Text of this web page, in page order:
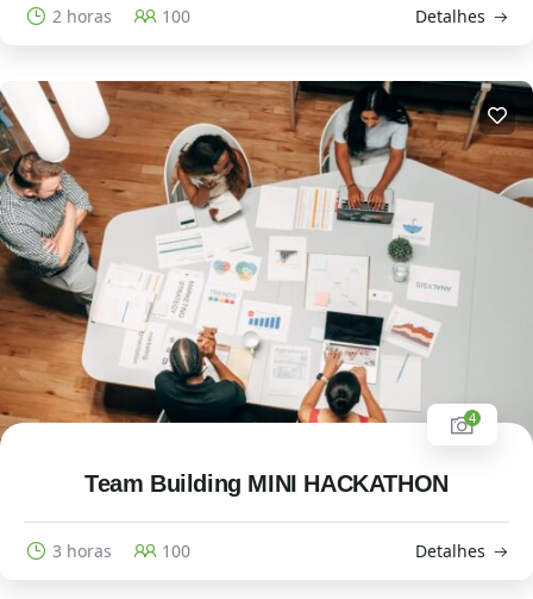
2 horas 100 Detalhes
4
Team Building MINI HACKATHON
3 horas 100 Detalhes